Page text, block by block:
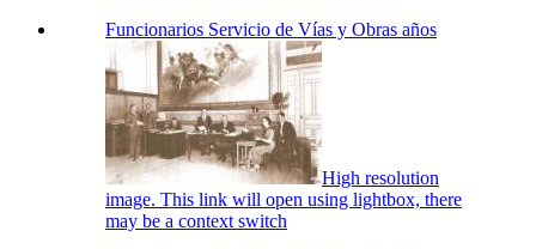
Funcionarios Servicio de Vías y Obras años
High resolution
image. This link will open using lightbox, there
may be a context switch